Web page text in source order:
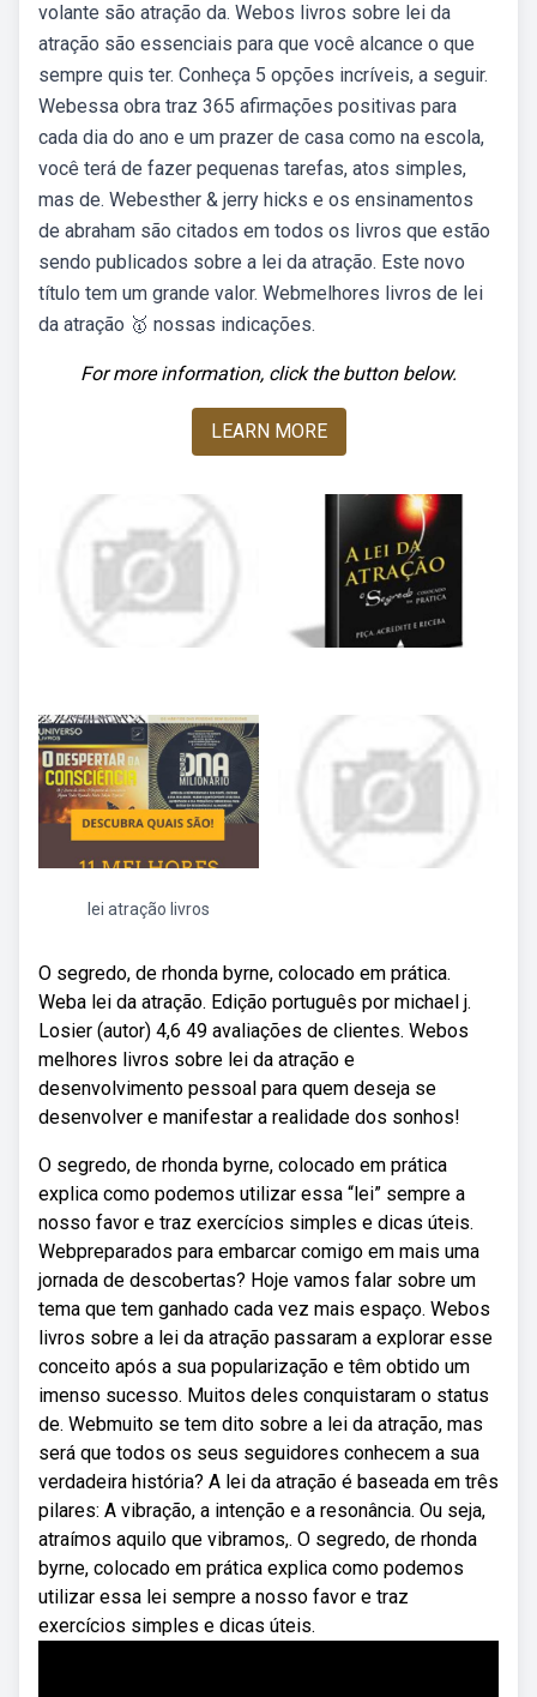
volante são atração da. Webos livros sobre lei da
atração são essenciais para que você alcance o que
sempre quis ter. Conheça 5 opções incríveis, a seguir.
Webessa obra traz 365 afirmações positivas para
cada dia do ano e um prazer de casa como na escola,
você terá de fazer pequenas tarefas, atos simples,
mas de. Webesther & jerry hicks e os ensinamentos
de abraham são citados em todos os livros que estão
sendo publicados sobre a lei da atração. Este novo
título tem um grande valor. Webmelhores livros de lei
da atração 🥇 nossas indicações.
For more information, click the button below.
LEARN MORE
lei atração livros
O segredo, de rhonda byrne, colocado em prática.
Weba lei da atração. Edição português por michael j.
Losier (autor) 4,6 49 avaliações de clientes. Webos
melhores livros sobre lei da atração e
desenvolvimento pessoal para quem deseja se
desenvolver e manifestar a realidade dos sonhos!
O segredo, de rhonda byrne, colocado em prática
explica como podemos utilizar essa “lei” sempre a
nosso favor e traz exercícios simples e dicas úteis.
Webpreparados para embarcar comigo em mais uma
jornada de descobertas? Hoje vamos falar sobre um
tema que tem ganhado cada vez mais espaço. Webos
livros sobre a lei da atração passaram a explorar esse
conceito após a sua popularização e têm obtido um
imenso sucesso. Muitos deles conquistaram o status
de. Webmuito se tem dito sobre a lei da atração, mas
será que todos os seus seguidores conhecem a sua
verdadeira história? A lei da atração é baseada em três
pilares: A vibração, a intenção e a resonância. Ou seja,
atraímos aquilo que vibramos,. O segredo, de rhonda
byrne, colocado em prática explica como podemos
utilizar essa lei sempre a nosso favor e traz
exercícios simples e dicas úteis.